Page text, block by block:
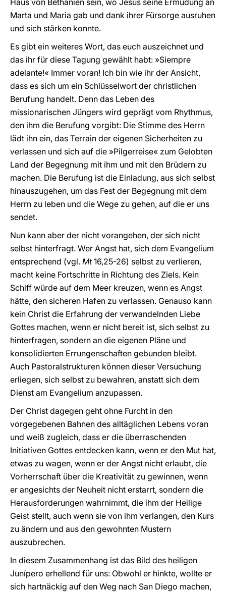
Haus von Bethanien sein, wo Jesus seine Ermüdung an
Marta und Maria gab und dank ihrer Fürsorge ausruhen
und sich stärken konnte.
Es gibt ein weiteres Wort, das euch auszeichnet und
das ihr für diese Tagung gewählt habt: »Siempre
adelante!« Immer voran! Ich bin wie ihr der Ansicht,
dass es sich um ein Schlüsselwort der christlichen
Berufung handelt. Denn das Leben des
missionarischen Jüngers wird geprägt vom Rhythmus,
den ihm die Berufung vorgibt: Die Stimme des Herrn
lädt ihn ein, das Terrain der eigenen Sicherheiten zu
verlassen und sich auf die »Pilgerreise« zum Gelobten
Land der Begegnung mit ihm und mit den Brüdern zu
machen. Die Berufung ist die Einladung, aus sich selbst
hinauszugehen, um das Fest der Begegnung mit dem
Herrn zu leben und die Wege zu gehen, auf die er uns
sendet.
Nun kann aber der nicht vorangehen, der sich nicht
selbst hinterfragt. Wer Angst hat, sich dem Evangelium
entsprechend (vgl. Mt16,25-26) selbst zu verlieren,
macht keine Fortschritte in Richtung des Ziels. Kein
Schiff würde auf dem Meer kreuzen, wenn es Angst
hätte, den sicheren Hafen zu verlassen. Genauso kann
kein Christ die Erfahrung der verwandelnden Liebe
Gottes machen, wenn er nicht bereit ist, sich selbst zu
hinterfragen, sondern an die eigenen Pläne und
konsolidierten Errungenschaften gebunden bleibt.
Auch Pastoralstrukturen können dieser Versuchung
erliegen, sich selbst zu bewahren, anstatt sich dem
Dienst am Evangelium anzupassen.
Der Christ dagegen geht ohne Furcht in den
vorgegebenen Bahnen des alltäglichen Lebens voran
und weiß zugleich, dass er die überraschenden
Initiativen Gottes entdecken kann, wenn er den Mut hat,
etwas zu wagen, wenn er der Angst nicht erlaubt, die
Vorherrschaft über die Kreativität zu gewinnen, wenn
er angesichts der Neuheit nicht erstarrt, sondern die
Herausforderungen wahrnimmt, die ihm der Heilige
Geist stellt, auch wenn sie von ihm verlangen, den Kurs
zu ändern und aus den gewohnten Mustern
auszubrechen.
In diesem Zusammenhang ist das Bild des heiligen
Junípero erhellend für uns: Obwohl er hinkte, wollte er
sich hartnäckig auf den Weg nach San Diego machen,